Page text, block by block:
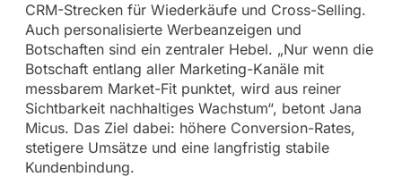
CRM-Strecken für Wiederkäufe und Cross-Selling.
Auch personalisierte Werbeanzeigen und
Botschaften sind ein zentraler Hebel. „Nur wenn die
Botschaft entlang aller Marketing-Kanäle mit
messbarem Market-Fit punktet, wird aus reiner
Sichtbarkeit nachhaltiges Wachstum“, betont Jana
Micus. Das Ziel dabei: höhere Conversion-Rates,
stetigere Umsätze und eine langfristig stabile
Kundenbindung.